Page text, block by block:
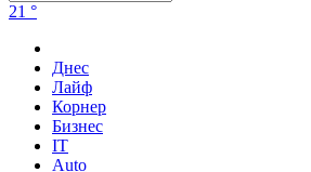
21 °
Днес
Лайф
Корнер
Бизнес
IT
Auto